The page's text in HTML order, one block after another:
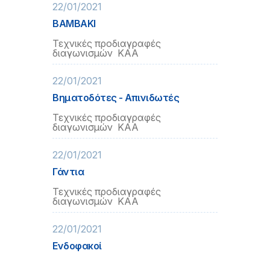
22/01/2021
ΒΑΜΒΑΚΙ
Τεχνικές προδιαγραφές
διαγωνισμών ΚΑΑ
22/01/2021
Βηματοδότες - Απινιδωτές
Τεχνικές προδιαγραφές
διαγωνισμών ΚΑΑ
22/01/2021
Γάντια
Τεχνικές προδιαγραφές
διαγωνισμών ΚΑΑ
22/01/2021
Ενδοφακοί